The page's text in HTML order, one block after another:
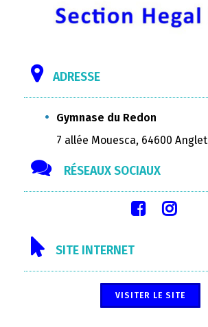
ADRESSE
Gymnase du Redon
7 allée Mouesca, 64600 Anglet
RÉSEAUX SOCIAUX
SITE INTERNET
VISITER LE SITE